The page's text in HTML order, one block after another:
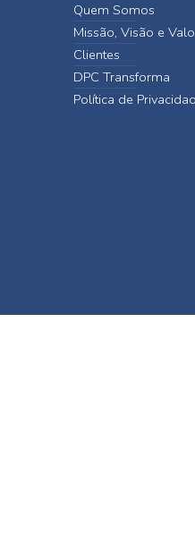
Quem Somos
Missão, Visão e
Clientes
DPC Transforma
Política de